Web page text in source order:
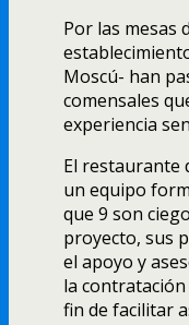
Por las mesas
Moscú- han
comensales
experiencia
El restaurante
un equipo
que 9 son
proyecto, sus
el apoyo y
la
fin de facilitar